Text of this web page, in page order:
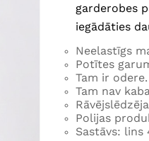
garderobes
iegādāties
Neelastīgs
Potītes
Tam ir odere.
Tam nav
Polijas
Sastāvs: lins